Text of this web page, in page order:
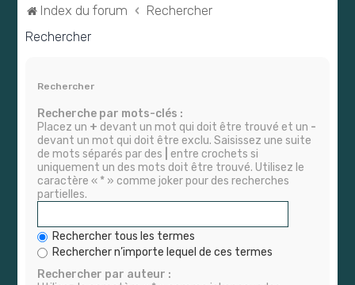
Index du forum Rechercher
Rechercher
Rechercher
Recherche par mots-clés :
Placez un + devant un mot qui doit être trouvé et un -
devant un mot qui doit être exclu. Saisissez une suite
de mots séparés par des
entre crochets si
uniquement un des mots doit être trouvé. Utilisez le
caractère « * » comme joker pour des recherches
partielles.
Rechercher tous les termes
Rechercher n’importe lequel de ces termes
Rechercher par auteur :